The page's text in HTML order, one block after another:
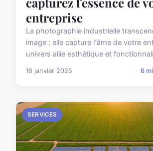
entreprise
La photographie industrielle
image ; elle capture l'âme de votre
univers allie esthétique et
16 janvier 2025 6
SERVICES